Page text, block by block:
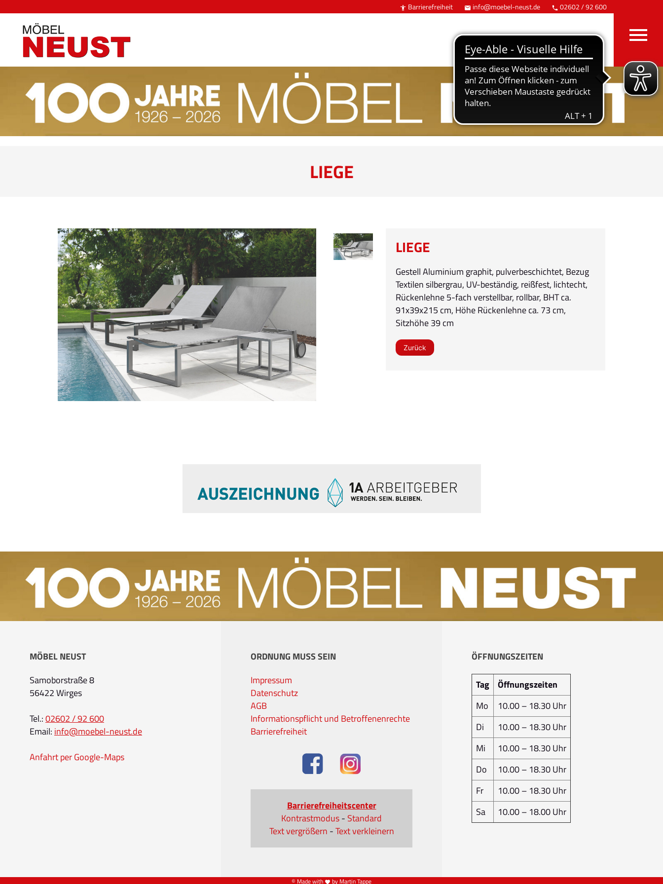
 Barrierefreiheit  info@moebel-neust.de  02602 / 92 600
LIEGE
LIEGE
Gestell Aluminium graphit, pulverbeschichtet, Bezug
Textilen silbergrau, UV-beständig, reißfest, lichtecht,
Rückenlehne 5-fach verstellbar, rollbar, BHT ca.
91x39x215 cm, Höhe Rückenlehne ca. 73 cm,
Sitzhöhe 39 cm
Zurück
MÖBEL NEUST
Samoborstraße 8
56422 Wirges
Tel.:02602 / 92 600
Email: info@moebel-neust.de
Anfahrt per Google-Maps
ORDNUNG MUSS SEIN
Impressum
Datenschutz
AGB
Informationspflicht und Betroffenenrechte
Barrierefreiheit
Barrierefreiheitscenter
Kontrastmodus- Standard
Text vergrößern -Text verkleinern
ÖFFNUNGSZEITEN
Tag
Öffnungszeiten
Mo
10.00 – 18.30 Uhr
Di
10.00 – 18.30 Uhr
Mi
10.00 – 18.30 Uhr
Do
10.00 – 18.30 Uhr
Fr
10.00 – 18.30 Uhr
Sa
10.00 – 18.00 Uhr
© Made with by Martin Tappe